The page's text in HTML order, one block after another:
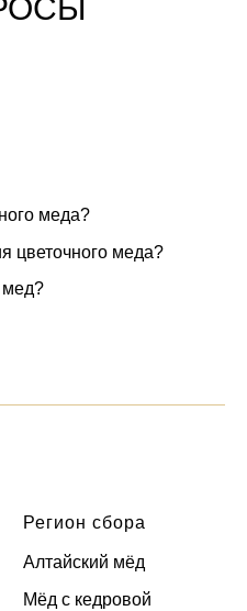
меда?
цветочного меда?
мед?
Регион сбора
Алтайский мёд
Мёд с кедровой